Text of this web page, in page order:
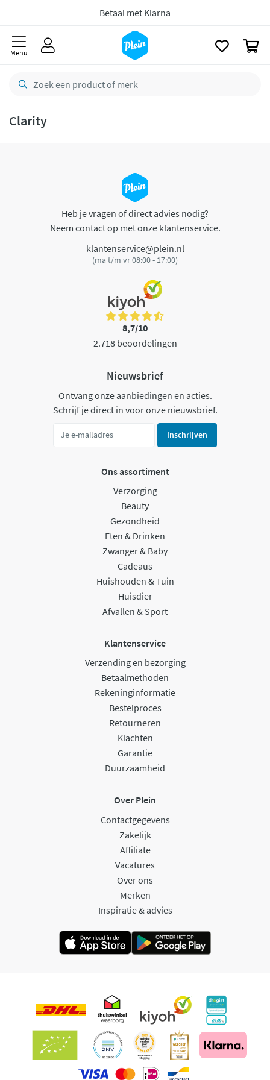
Betaal met Klarna
Menu
Clarity
Heb je vragen of direct advies nodig?
Neem contact op met onze klantenservice.
klantenservice@plein.nl
(ma t/m vr 08:00 - 17:00)
8,7/10
2.718 beoordelingen
Nieuwsbrief
Ontvang onze aanbiedingen en acties.
Schrijf je direct in voor onze nieuwsbrief.
Inschrijven
Ons assortiment
Verzorging
Beauty
Gezondheid
Eten & Drinken
Zwanger & Baby
Cadeaus
Huishouden & Tuin
Huisdier
Afvallen & Sport
Klantenservice
Verzending en bezorging
Betaalmethoden
Rekeninginformatie
Bestelproces
Retourneren
Klachten
Garantie
Duurzaamheid
Over Plein
Contactgegevens
Zakelijk
Affiliate
Vacatures
Over ons
Merken
Inspiratie & advies